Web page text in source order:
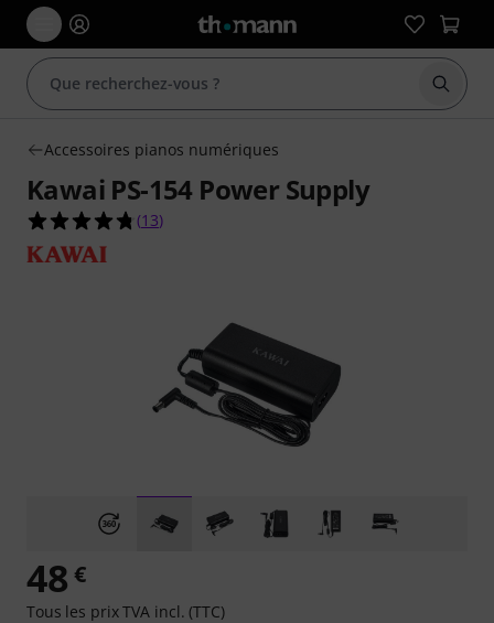
Accessoires pianos numériques
Kawai PS-154 Power Supply
4.8 étoiles sur 5 d'après 13 évaluations clients
(13)
48 €
Tous les prix TVA incl. (TTC)